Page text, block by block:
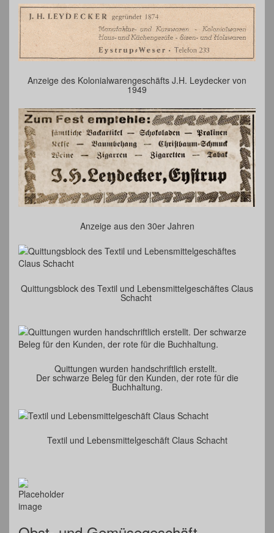
Anzeige des Kolonialwarengeschäfts J.H. Leydecker von
1949
Anzeige aus den 30er Jahren
Quittungsblock des Textil und Lebensmittelgeschäftes Claus
Schacht
Quittungen wurden handschriftlich erstellt.
Der schwarze Beleg für den Kunden, der rote für die
Buchhaltung.
Textil und Lebensmittelgeschäft Claus Schacht